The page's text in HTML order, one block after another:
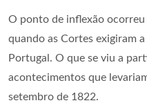
O ponto de inflexão ocorreu
quando as Cortes exigiram
Portugal. O que se viu a
acontecimentos que
setembro de 1822.